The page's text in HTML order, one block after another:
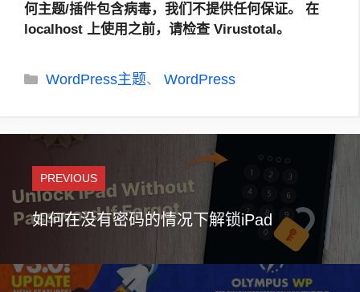
何主题/插件包含病毒，我们不提供任何保证。 在
localhost 上使用之前，请检查 Virustotal。
分
WordPress主题、WordPress
PREVIOUS
如何在没有密码的情况下解锁iPad